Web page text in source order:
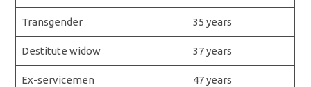
Transgender 35 years
Destitute widow 37 years
Ex-servicemen 47 years